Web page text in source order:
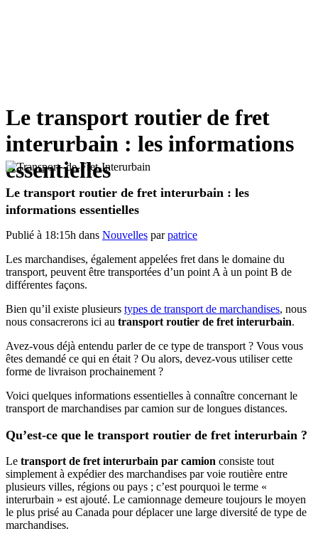
Le transport routier de fret
interurbain : les informations
essentielles
Le transport routier de fret interurbain : les
informations essentielles
Publié à 18:15h dans Nouvelles parpatrice
Les marchandises, également appelées fret dans le domaine du
transport, peuvent être transportées d’un point A à un point B de
différentes façons.
Bien qu’il existe plusieurs types de transport de marchandises, nous
nous consacrerons ici au transport routier de fret interurbain.
Avez-vous déjà entendu parler de ce type de transport ? Vous vous
êtes demandé ce qui en était ? Ou alors, devez-vous utiliser cette
forme de livraison prochainement ?
Voici quelques informations essentielles à connaître concernant le
transport de marchandises par camion sur de longues distances.
Qu’est-ce que le transport routier de fret interurbain ?
Le transport de fret interurbain par camion consiste tout
simplement à expédier des marchandises par voie routière entre
plusieurs villes, régions ou pays ; c’est pourquoi le terme «
interurbain » est ajouté. Le camionnage demeure toujours le moyen
le plus prisé au Canada pour déplacer une large diversité de type de
marchandises.